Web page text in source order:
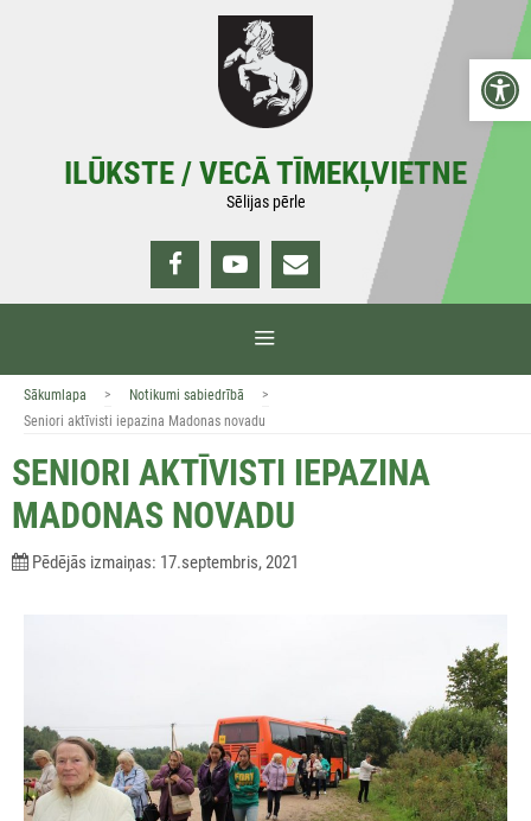
ILŪKSTE / VECĀ TĪMEKĻVIETNE
Sēlijas pērle
Sākumlapa > Notikumi sabiedrībā
>
Seniori aktīvisti iepazina Madonas novadu
SENIORI AKTĪVISTI IEPAZINA
MADONAS NOVADU
Pēdējās izmaiņas: 17.septembris, 2021